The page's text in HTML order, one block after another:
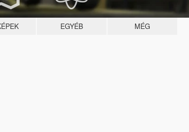
EGYÉB MÉG